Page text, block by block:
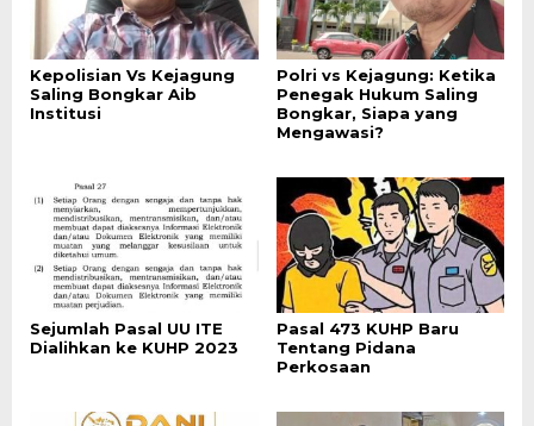
Kepolisian Vs Kejagung
Saling Bongkar Aib
Institusi
Polri vs Kejagung: Ketika
Penegak Hukum Saling
Bongkar, Siapa yang
Mengawasi?
Sejumlah Pasal UU ITE
Dialihkan ke KUHP 2023
Pasal 473 KUHP Baru
Tentang Pidana
Perkosaan